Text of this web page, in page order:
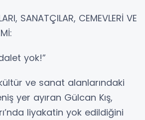
SANATÇILAR, CEMEVLERİ VE
yok!”
ve sanat alanlarındaki
yer ayıran Gülcan Kış,
liyakatin yok edildiğini